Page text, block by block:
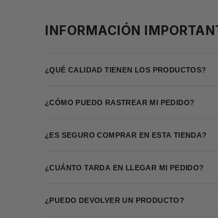
INFORMACIÓN
¿QUÉ CALIDAD TIENEN LOS PRODUCTOS?
¿CÓMO PUEDO RASTREAR MI PEDIDO?
¿ES SEGURO COMPRAR EN ESTA TIENDA?
¿CUÁNTO TARDA EN LLEGAR MI PEDIDO?
¿PUEDO DEVOLVER UN PRODUCTO?